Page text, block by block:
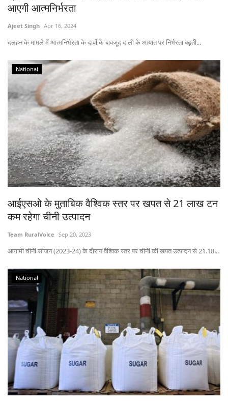
आएगी आत्मनिर्भरता
Ajeet Singh Apr 16, 2024
दलहन के मामले में आत्मनिर्भरता के दावों के बावजूद दालों के आयात पर निर्भरता बढ़ती...
National
आईएसओ के मुताबिक वैश्विक स्तर पर खपत से 21 लाख टन
कम रहेगा चीनी उत्पादन
Team RuralVoice Sep 20, 2023
आगामी चीनी सीजन (2023-24) के दौरान वैश्विक स्तर पर चीनी की खपत उत्पादन से 21.18...
National